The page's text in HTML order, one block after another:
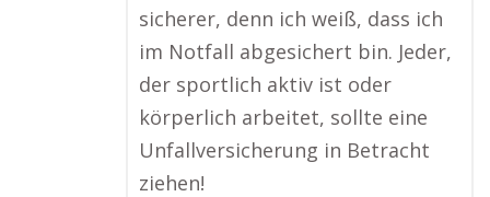
sicherer, denn ich weiß, dass ich
im Notfall abgesichert bin. Jeder,
der sportlich aktiv ist oder
körperlich arbeitet, sollte eine
Unfallversicherung in Betracht
ziehen!